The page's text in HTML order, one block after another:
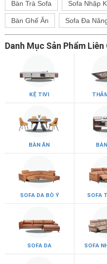
Bàn Trà Sofa Sofa Nhập
Bàn Ghế Ăn Sofa Đa
Danh Mục Sản Phẩm Liên
KỆ TIVI
BÀN ĂN
SOFA DA BÒ Ý SOFA
SOFA DA SOFA